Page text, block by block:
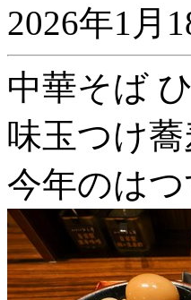
2026年1月
中華そば
味玉つけ蕎
今年のは